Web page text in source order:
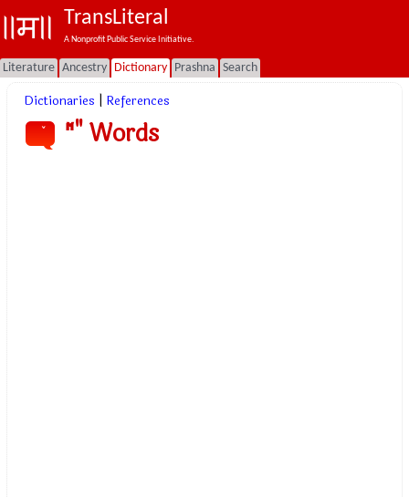
TransLiteral
A Nonprofit Public Service Initiative.
Literature Ancestry Dictionary Prashna Search
Dictionaries References
"ٚ" Words